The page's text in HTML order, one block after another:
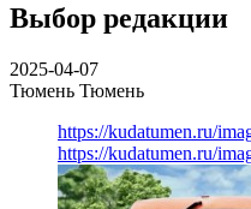
Выбор редакции
2025-04-07
Тюмень Тюмень
https://kudatumen.ru/
https://kudatumen.ru/